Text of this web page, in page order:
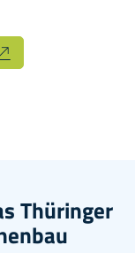
Thüringer